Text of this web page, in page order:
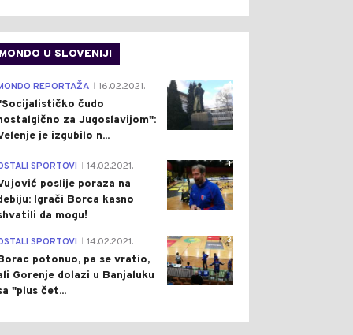
MONDO U SLOVENIJI
4
REPORTAŽA 16.02.2021.
čudo
za Jugoslavijom":
je izgubilo n...
1
SPORTOVI 14.02.2021.
poslije poraza na
Igrači Borca kasno
da mogu!
3
SPORTOVI 14.02.2021.
potonuo, pa se vratio,
Gorenje dolazi u Banjaluku
"plus čet...